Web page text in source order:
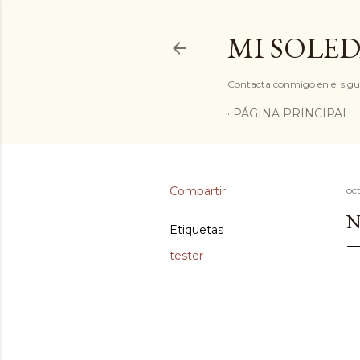
MI
Contacta conmigo en el
PÁGINA PRINCIPAL
Compartir
Etiquetas
tester